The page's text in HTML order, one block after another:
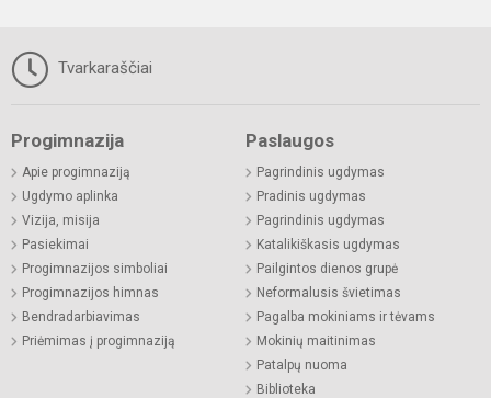
Tvarkaraščiai
Progimnazija
Apie progimnaziją
Ugdymo aplinka
Vizija, misija
Pasiekimai
Progimnazijos simboliai
Progimnazijos himnas
Bendradarbiavimas
Priėmimas į progimnaziją
Paslaugos
Pagrindinis ugdymas
Pradinis ugdymas
Pagrindinis ugdymas
Katalikiškasis ugdymas
Pailgintos dienos grupė
Neformalusis švietimas
Pagalba mokiniams ir tėvams
Mokinių maitinimas
Patalpų nuoma
Biblioteka